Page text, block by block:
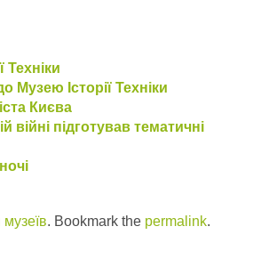
Техніки
Музею Історії Техніки
Києва
війні підготував тематичні
. Bookmark the permalink.